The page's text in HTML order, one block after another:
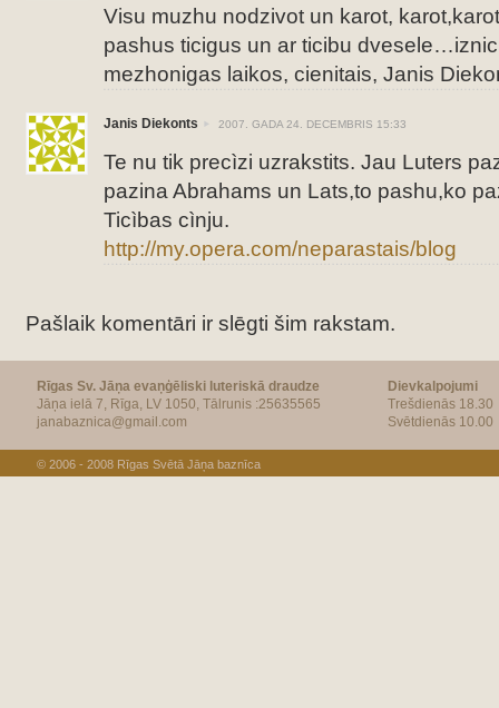
Visu muzhu nodzivot un karot,
pashus ticigus un ar ticibu
mezhonigas laikos, cienitais, Janis
Janis Diekonts 2007. GADA 24. DECEMBRIS 15:33
Te nu tik precìzi uzrakstits. Jau Luters
pazina Abrahams un Lats,to pashu,ko
Ticìbas cìnju.
http://my.opera.com/neparastais/blog
Pašlaik komentāri ir slēgti šim rakstam.
Rīgas Sv. Jāņa evaņģēliski luteriskā draudze
Jāņa ielā 7, Rīga, LV 1050, Tālrunis :25635565
janabaznica@gmail.com
Dievkalpojumi
Trešdienās 18.30
Svētdienās 10.00
© 2006 - 2008 Rīgas Svētā Jāņa baznīca